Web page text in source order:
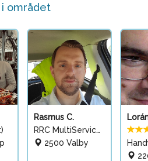
området
Rasmus C.
RRC MultiService & E
2500 Valby